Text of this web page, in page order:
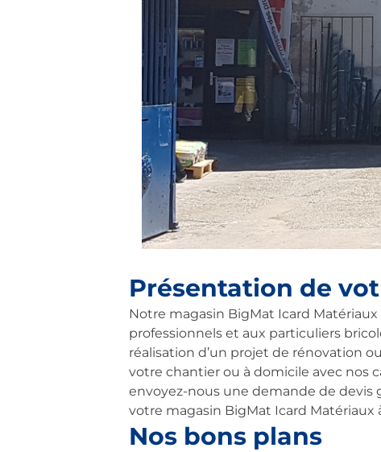
Présentation de
Notre magasin BigMat Icard
professionnels et aux particuliers
réalisation d’un projet de rénovation
votre chantier ou à domicile avec nos
envoyez-nous une demande de devis
votre magasin BigMat Icard Matériaux
Nos bons plans